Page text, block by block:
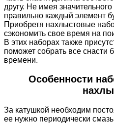
другу. Не имея
правильно каждый элемент
Приобретя нахлыстовые
сэкономить свое время на
В этих наборах также
поможет собрать все снасти
времени.
Особенности
За катушкой необходим
ее нужно периодически